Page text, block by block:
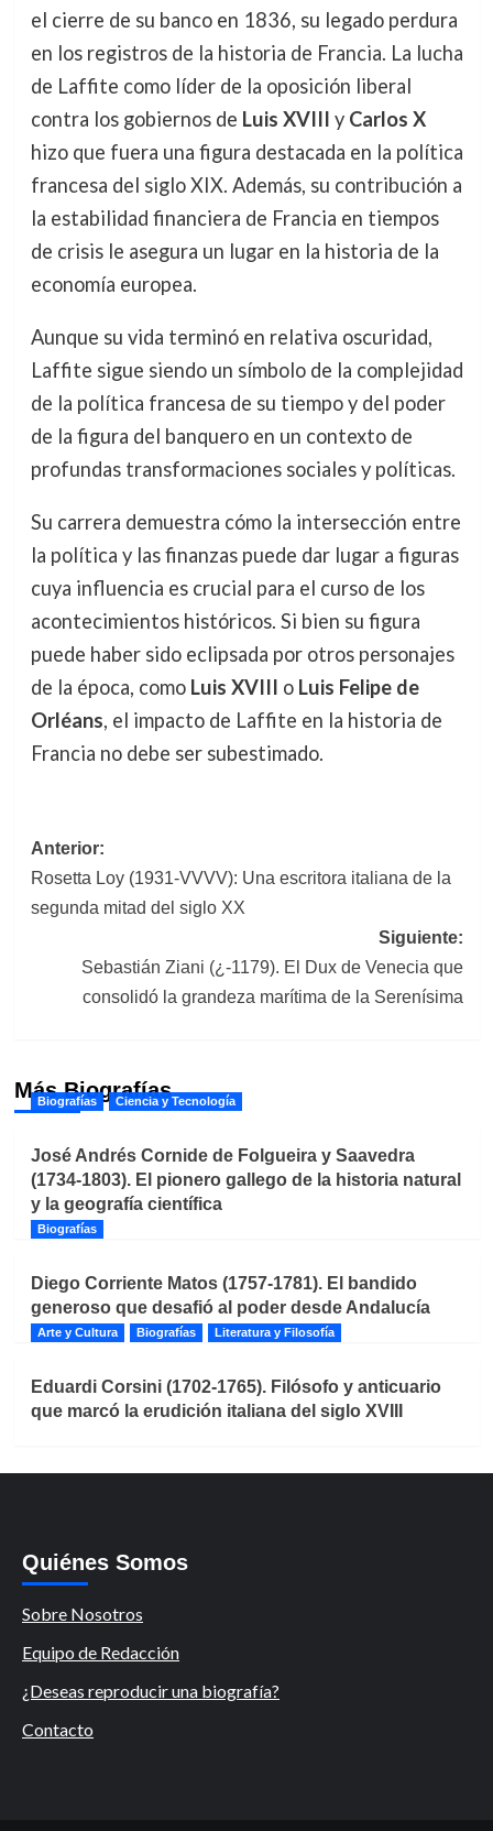
el cierre de su banco en 1836, su legado perdura
en los registros de la historia de Francia. La lucha
de Laffite como líder de la oposición liberal
contra los gobiernos de Luis XVIII y Carlos X
hizo que fuera una figura destacada en la política
francesa del siglo XIX. Además, su contribución a
la estabilidad financiera de Francia en tiempos
de crisis le asegura un lugar en la historia de la
economía europea.
Aunque su vida terminó en relativa oscuridad,
Laffite sigue siendo un símbolo de la complejidad
de la política francesa de su tiempo y del poder
de la figura del banquero en un contexto de
profundas transformaciones sociales y políticas.
Su carrera demuestra cómo la intersección entre
la política y las finanzas puede dar lugar a figuras
cuya influencia es crucial para el curso de los
acontecimientos históricos. Si bien su figura
puede haber sido eclipsada por otros personajes
de la época, como Luis XVIII o Luis Felipe de
Orléans, el impacto de Laffite en la historia de
Francia no debe ser subestimado.
Navegación
de
Anterior:
Rosetta Loy (1931-VVVV): Una escritora italiana de la
segunda mitad del siglo XX
Siguiente:
Sebastián Ziani (¿-1179). El Dux de Venecia que
consolidó la grandeza marítima de la Serenísima
Más Biografías
Biografías Ciencia y Tecnología
José Andrés Cornide de Folgueira y Saavedra
(1734-1803). El pionero gallego de la historia natural
y la geografía científica
Biografías
Diego Corriente Matos (1757-1781). El bandido
generoso que desafió al poder desde Andalucía
Arte y Cultura Biografías Literatura y Filosofía
Eduardi Corsini (1702-1765). Filósofo y anticuario
que marcó la erudición italiana del siglo XVIII
Quiénes Somos
Sobre Nosotros
Equipo de Redacción
¿Deseas reproducir una biografía?
Contacto